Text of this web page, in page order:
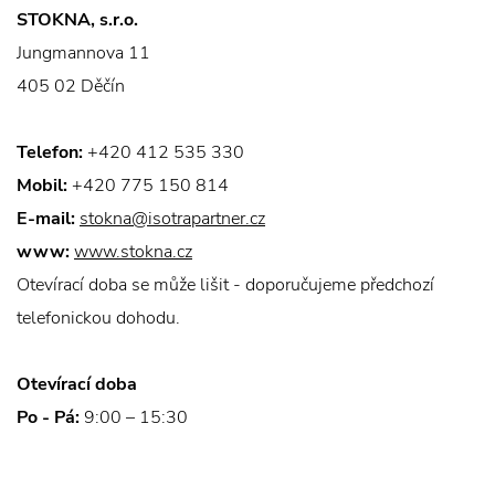
STOKNA, s.r.o.
Jungmannova 11
405 02 Děčín
Telefon: +420 412 535 330
Mobil: +420 775 150 814
E-mail: stokna@isotrapartner.cz
www:www.stokna.cz
Otevírací doba se může lišit - doporučujeme předchozí
telefonickou dohodu.
Otevírací doba
Po - Pá: 9:00 – 15:30